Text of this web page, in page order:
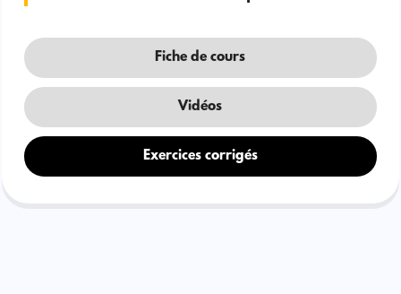
Fiche de cours
Vidéos
Exercices corrigés